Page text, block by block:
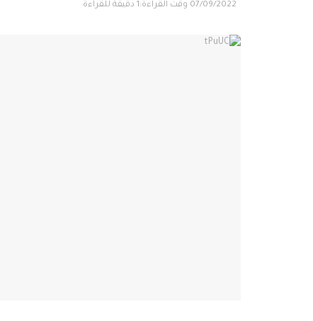
07/09/2022 وقت القراءة:1 دقيقة للقراءة